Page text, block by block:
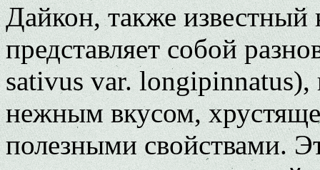
Дайкон, также известный
представляет собой
sativus var. longipinnatus),
нежным вкусом,
полезными свойствами.